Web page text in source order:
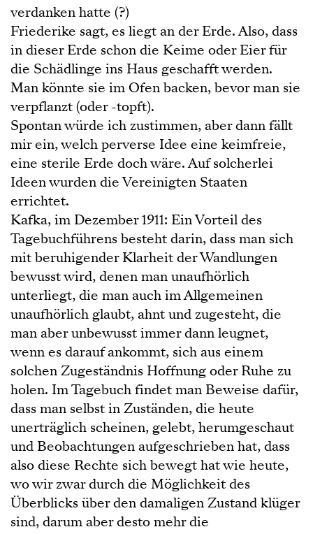
verdanken hatte (?)
Friederike sagt, es liegt an der Erde. Also, dass
in dieser Erde schon die Keime oder Eier für
die Schädlinge ins Haus geschafft werden.
Man könnte sie im Ofen backen, bevor man sie
verpflanzt (oder -topft).
Spontan würde ich zustimmen, aber dann fällt
mir ein, welch perverse Idee eine keimfreie,
eine sterile Erde doch wäre. Auf solcherlei
Ideen wurden die Vereinigten Staaten
errichtet.
Kafka, im Dezember 1911: Ein Vorteil des
Tagebuchführens besteht darin, dass man sich
mit beruhigender Klarheit der Wandlungen
bewusst wird, denen man unaufhörlich
unterliegt, die man auch im Allgemeinen
unaufhörlich glaubt, ahnt und zugesteht, die
man aber unbewusst immer dann leugnet,
wenn es darauf ankommt, sich aus einem
solchen Zugeständnis Hoffnung oder Ruhe zu
holen. Im Tagebuch findet man Beweise dafür,
dass man selbst in Zuständen, die heute
unerträglich scheinen, gelebt, herumgeschaut
und Beobachtungen aufgeschrieben hat, dass
also diese Rechte sich bewegt hat wie heute,
wo wir zwar durch die Möglichkeit des
Überblicks über den damaligen Zustand klüger
sind, darum aber desto mehr die